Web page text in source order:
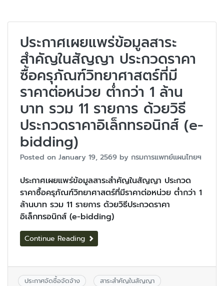
ประกาศเผยแพร่ข้อมูลสาระ
สำคัญในสัญญา ประกวดราคา
ซื้อครุภัณฑ์วิทยาศาสตร์ที่มี
ราคาต่อหน่วย ต่ำกว่า 1 ล้าน
บาท รวม 11 รายการ ด้วยวิธี
ประกวดราคาอิเล็กทรอนิกส์ (e-
bidding)
Posted on January 19, 2569 by กรมการแพทย์แผนไทยฯ
ประกาศเผยแพร่ข้อมูลสาระสำคัญในสัญญา ประกวด
ราคาซื้อครุภัณฑ์วิทยาศาสตร์ที่มีราคาต่อหน่วย ต่ำกว่า 1
ล้านบาท รวม 11 รายการ ด้วยวิธีประกวดราคา
อิเล็กทรอนิกส์ (e-bidding)
Continue Reading
ประกาศจัดซื้อจัดจ้าง
สาระสำคัญในสัญญา